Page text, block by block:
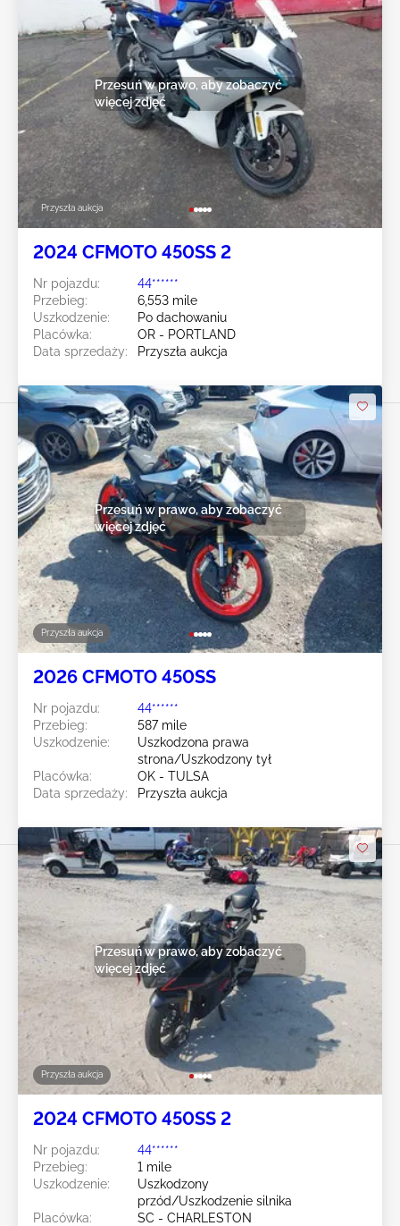
Przyszła aukcja
Przesuń w prawo, aby zobaczyć
więcej zdjęć
2024 CFMOTO 450SS 2
Nr pojazdu:
44******
Przebieg:
6,553 mile
Uszkodzenie:
Po dachowaniu
Placówka:
OR - PORTLAND
Data sprzedaży:
Przyszła aukcja
Przyszła aukcja
Przesuń w prawo, aby zobaczyć
więcej zdjęć
2026 CFMOTO 450SS
Nr pojazdu:
44******
Przebieg:
587 mile
Uszkodzenie:
Uszkodzona prawa
strona/Uszkodzony tył
Placówka:
OK - TULSA
Data sprzedaży:
Przyszła aukcja
Przyszła aukcja
Przesuń w prawo, aby zobaczyć
więcej zdjęć
2024 CFMOTO 450SS 2
Nr pojazdu:
44******
Przebieg:
1 mile
Uszkodzenie:
Uszkodzony
przód/Uszkodzenie silnika
Placówka:
SC - CHARLESTON